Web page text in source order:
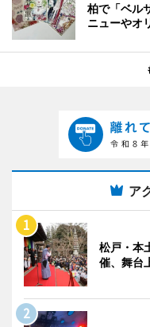
柏で「ベル
ニューやオ
ア
松戸・本
催、舞台